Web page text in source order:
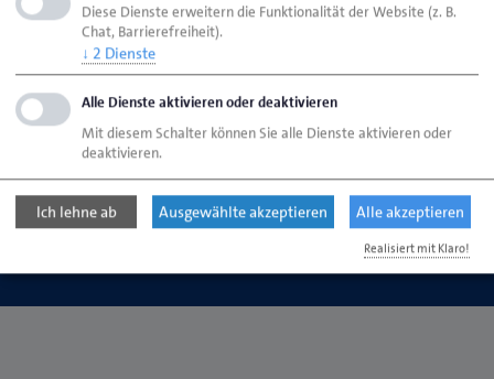
Telefon: 0441 232-0
E-Mail:info@hwk-oldenburg.de
Copyright © 2014-2026 Handwerkskammer Oldenburg
Impressum und Datenschutz
Diese Dienste erweitern die Funktionalität der Website (z. B.
Chat, Barrierefreiheit).
↓ 2 Dienste
Alle Dienste aktivieren oder deaktivieren
Mit diesem Schalter können Sie alle Dienste aktivieren oder
deaktivieren.
Ich lehne ab Ausgewählte akzeptieren Alle akzeptieren
Realisiert mit Klaro!